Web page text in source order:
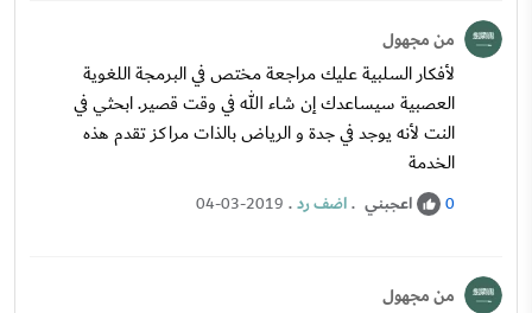
من مجهول
لأفكار السلبية عليك مراجعة مختص في البرمجة اللغوية
العصبية سيساعدك إن شاء الله في وقت قصير. ابحثي في
النت لأنه يوجد في جدة و الرياض بالذات مراكز تقدم هذه
الخدمة
0 اعجبني .اضف رد.
04-03-2019
من مجهول